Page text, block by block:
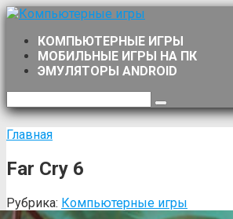
Перейти
контентуКОМПЬЮТЕРНЫЕ ИГРЫ
МОБИЛЬНЫЕ ИГРЫ НА ПК
ЭМУЛЯТОРЫ ANDROID
Главная
Far Cry 6
Рубрика: Компьютерные игры